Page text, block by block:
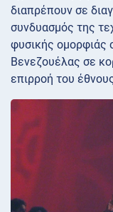
διαπρέπουν σε
συνδυασμός της
φυσικής ομορφιάς
Βενεζουέλας σε
επιρροή του